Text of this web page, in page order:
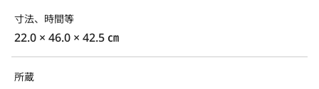
寸法、時間等
22.0 × 46.0 × 42.5 ㎝
所蔵